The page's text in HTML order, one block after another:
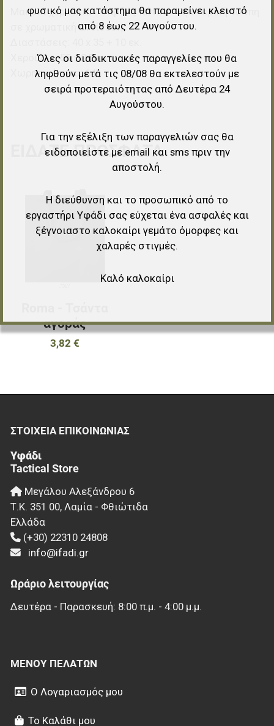
Μακριά χερούλια - Φαρδύς πάτος - Εξωτερική τσέπη
σε χρωματική αντίθεση
Χερούλια: 55 x 2,5 εκ.
Χωρητικότητα: 14L
ΕΊΔΑΤΕ ΠΡΌΣΦΑΤΑ
Προσθήκη στα αγαπημένα
Προσθήκη για σύγκριση
Γρήγορη ματιά
αγοράς
3,82 €
ΣΤΟΙΧΕΊΑ EΠΙΚΟΙΝΩΝΊΑΣ
Υφάδι
Tactical Store
Μεγάλου Αλεξάνδρου 6
Τ.Κ. 351 00, Λαμία - Φθιώτιδα
Ελλάδα
(+30) 22310 24808
info@ifadi.gr
Ωράριο λειτουργίας
Δευτέρα - Παρασκευή: 8:00 π.μ. - 4:00 μ.μ.
ΜΕΝΟΎ ΠΕΛΑΤΏΝ
Ο Λογαριασμός μου
Το Καλάθι μου
φυσικό μας κατάστημα θα παραμείνει κλειστό
από 8 έως 22 Αυγούστου.
Όλες οι διαδικτυακές παραγγελίες που θα
ληφθούν μετά τις 08/08 θα εκτελεστούν με
σειρά προτεραιότητας από Δευτέρα 24
Αυγούστου.
Για την εξέλιξη των παραγγελιών σας θα
ειδοποιείστε με email και sms πριν την
αποστολή.
Η διεύθυνση και το προσωπικό από το
εργαστήρι Υφάδι σας εύχεται ένα ασφαλές και
ξέγνοιαστο καλοκαίρι γεμάτο όμορφες και
χαλαρές στιγμές.
Καλό καλοκαίρι